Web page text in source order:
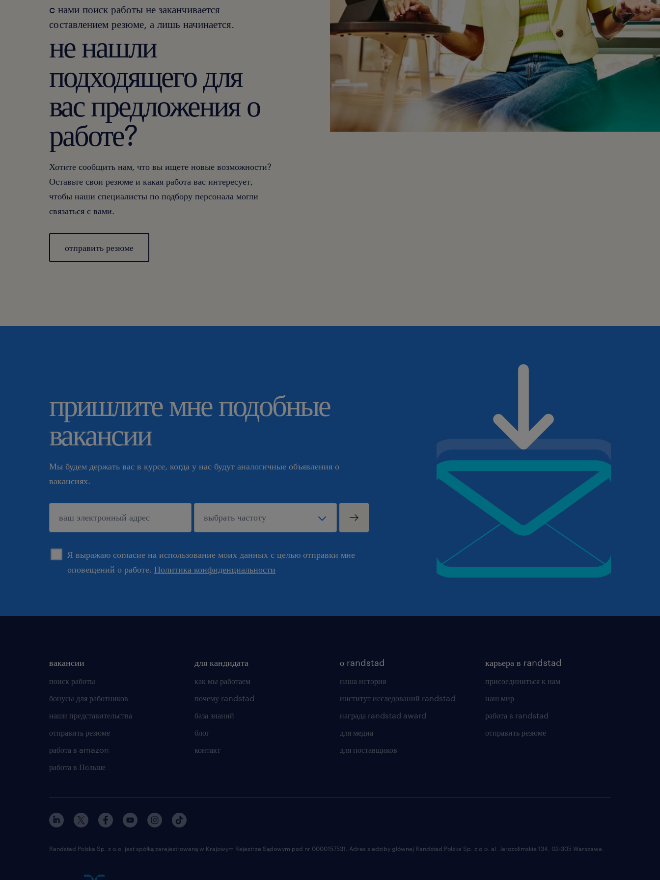
c нами поиск работы не заканчивается
составлением резюме, а лишь начинается.
не нашли
подходящего для
вас предложения о
работе?
Хотите сообщить нам, что вы ищете новые возможности?
Оставьте свои резюме и какая работа вас интересует,
чтобы наши специалисты по подбору персонала могли
связаться с вами.
отправить резюме
пришлите мне подобные
вакансии
Мы будем держать вас в курсе, когда у нас будут аналогичные объявления о
вакансиях.
Я выражаю согласие на использование моих данных с целью отправки мне
оповещений о работе. Политика конфиденциальности
подтверждать
вакансии
поиск работы
бонусы для работников
наши представительства
отправить резюме
работа в amazon
работа в Польше
для кандидата
как мы работаем
почему randstad
база знаний
блог
контакт
о randstad
наша история
институт исследований randstad
награда randstad award
для медиа
для поставщиков
карьера в randstad
присоединиться к нам
наш мир
работа в randstad
отправить резюме
Randstad Polska Sp. z o.o. jest spółką zarejestrowaną w Krajowym Rejestrze Sądowym pod nr 0000157531. Adres siedziby głównej Randstad Polska Sp. z o.o. al. Jerozolimskie 134, 02-305 Warszawa.